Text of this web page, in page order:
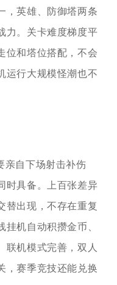
，英雄、防御塔两条
力。关卡难度梯度平
位和塔位搭配，不会
运行大规模怪潮也不
亲自下场射击补伤
时具备。上百张差异
替出现，不存在重复
机自动积攒金币、
联机模式完善，双人
，赛季竞技还能兑换